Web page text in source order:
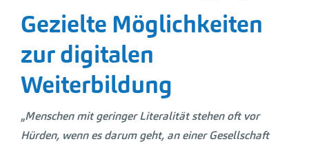
Gezielte Möglichkeiten
zur digitalen
Weiterbildung
„Menschen mit geringer Literalität stehen oft vor
Hürden, wenn es darum geht, an einer Gesellschaft